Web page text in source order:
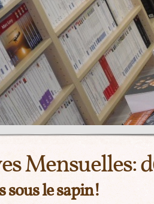
Mensuelles:
sous le sapin!